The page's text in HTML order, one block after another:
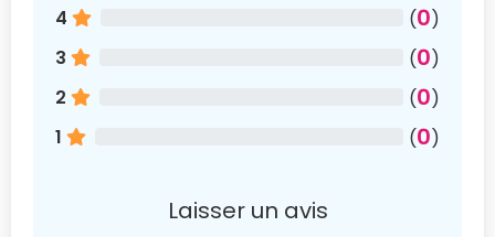
4
(0)
3
(0)
2
(0)
1
(0)
Laisser un avis